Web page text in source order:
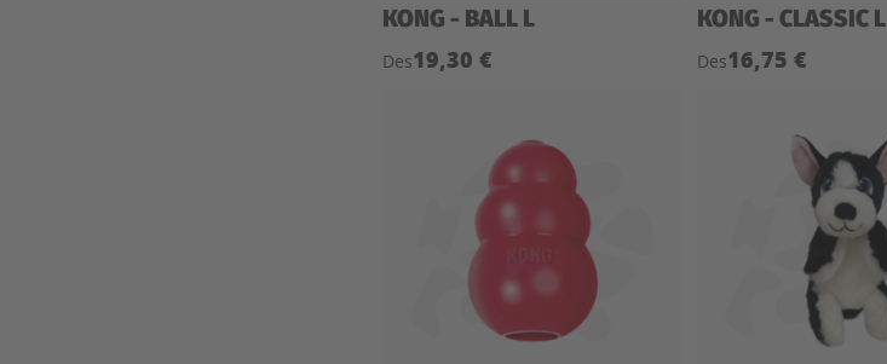
KONG - BALL L
Des19,30 €
KONG - CLASSIC L
Des16,75 €